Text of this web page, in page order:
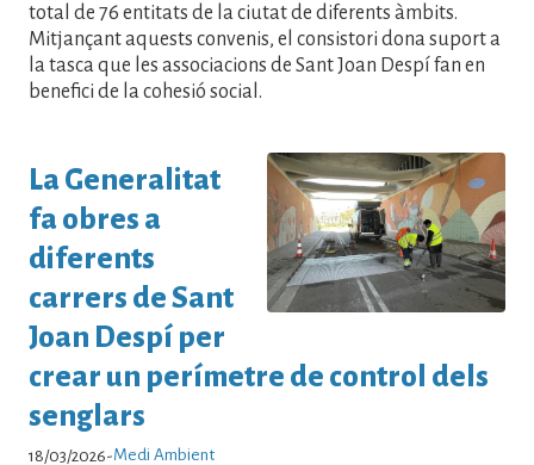
total de 76 entitats de la ciutat de diferents àmbits.
Mitjançant aquests convenis, el consistori dona suport a
la tasca que les associacions de Sant Joan Despí fan en
benefici de la cohesió social.
La Generalitat
fa obres a
diferents
carrers de Sant
Joan Despí per
crear un perímetre de control dels
senglars
18/03/2026-Medi Ambient